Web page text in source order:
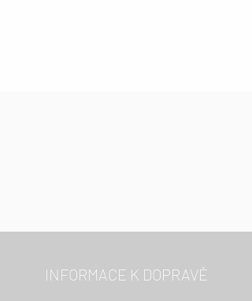
INFORMACE K DOPRAVĚ